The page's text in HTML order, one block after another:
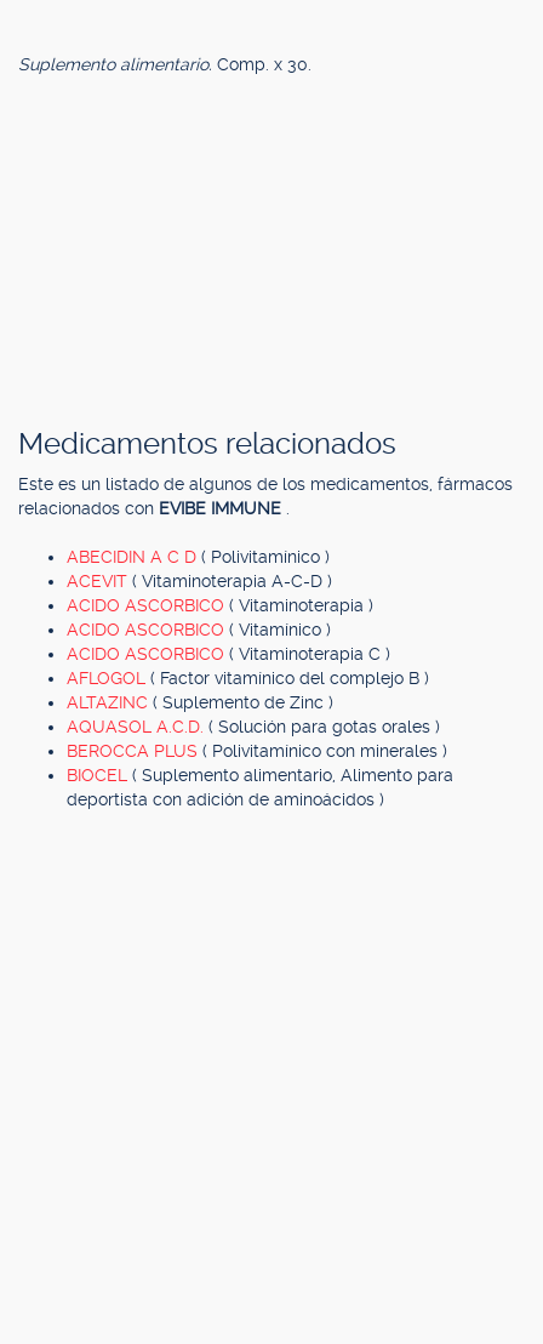
Suplemento alimentario. Comp. x 30.
Medicamentos relacionados
Este es un listado de algunos de los medicamentos, fármacos
relacionados con EVIBE IMMUNE
ABECIDIN A C D ( Polivitamínico )
ACEVIT ( Vitaminoterapia A-C-D )
ACIDO ASCORBICO ( Vitaminoterapia )
ACIDO ASCORBICO ( Vitamínico )
ACIDO ASCORBICO ( Vitaminoterapia C )
AFLOGOL ( Factor vitamínico del complejo B )
ALTAZINC ( Suplemento de Zinc )
AQUASOL A.C.D. ( Solución para gotas orales )
BEROCCA PLUS ( Polivitamínico con minerales )
BIOCEL ( Suplemento alimentario, Alimento para
deportista con adición de aminoácidos )